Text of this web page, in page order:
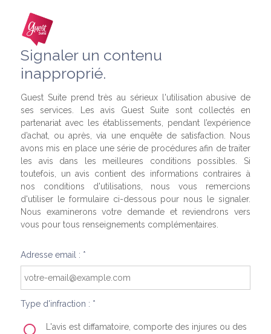
Signaler un contenu
inapproprié.
Guest Suite prend très au sérieux l'utilisation abusive de
ses services. Les avis Guest Suite sont collectés en
partenariat avec les établissements, pendant l’expérience
d’achat, ou après, via une enquête de satisfaction. Nous
avons mis en place une série de procédures afin de traiter
les avis dans les meilleures conditions possibles. Si
toutefois, un avis contient des informations contraires à
nos conditions d'utilisations, nous vous remercions
d'utiliser le formulaire ci-dessous pour nous le signaler.
Nous examinerons votre demande et reviendrons vers
vous pour tous renseignements complémentaires.
Adresse email : *
Type d'infraction : *
L'avis est diffamatoire, comporte des injures ou des